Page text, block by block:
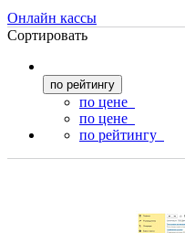
Онлайн кассы
Сортировать
по рейтингу
по цене
по цене
по рейтингу